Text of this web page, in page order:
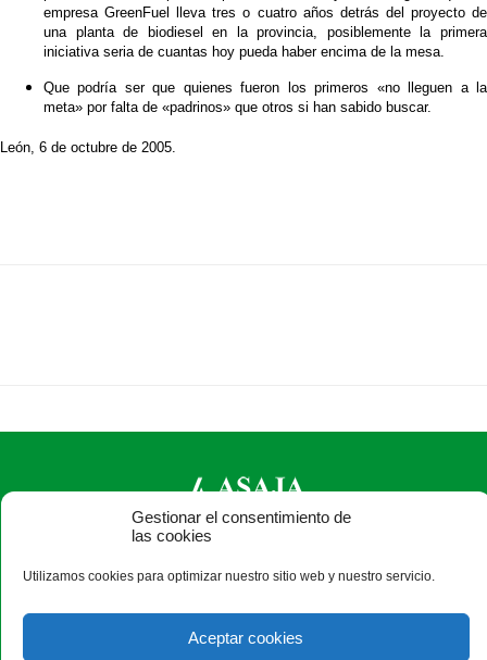
Gestionar el consentimiento de
las cookies
Utilizamos cookies para optimizar nuestro sitio web y nuestro servicio.
Aceptar cookies
empresa GreenFuel lleva tres o cuatro años detrás del proyecto de
una planta de biodiesel en la provincia, posiblemente la primera
iniciativa seria de cuantas hoy pueda haber encima de la mesa.
Que podría ser que quienes fueron los primeros «no lleguen a la
meta» por falta de «padrinos» que otros si han sabido buscar.
León, 6 de octubre de 2005.
ASAJA León - Jóvenes Agricultores
987 24 52 31 · Fax: +34 987 87 60 12 ·asaja@asajaleon.com